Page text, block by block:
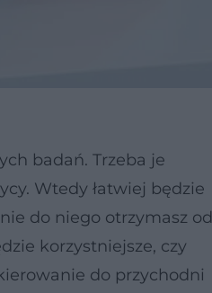
badań. Trzeba je
Wtedy łatwiej będzie
do niego otrzymasz od
korzystniejsze, czy
do przychodni